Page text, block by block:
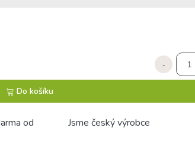
-
Do košíku
od
Jsme český výrobce